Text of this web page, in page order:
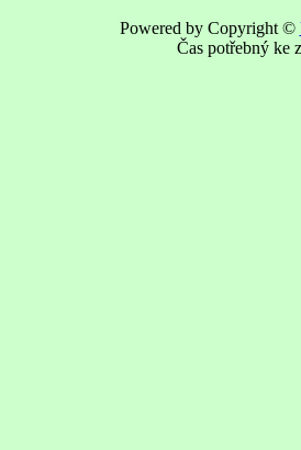
Powered by Copyright ©
Čas potřebný ke